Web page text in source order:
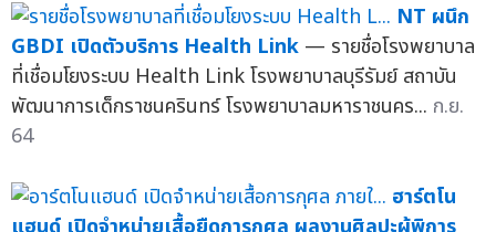
NT ผนึก
GBDI เปิดตัวบริการ Health Link — รายชื่อโรงพยาบาล
ที่เชื่อมโยงระบบ Health Link โรงพยาบาลบุรีรัมย์ สถาบัน
พัฒนาการเด็กราชนครินทร์ โรงพยาบาลมหาราชนคร... ก.ย.
64
ฮาร์ตโน